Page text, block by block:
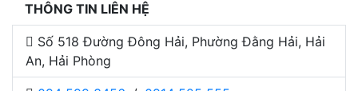
THÔNG TIN LIÊN HỆ
Số 518 Đường Đông Hải, Phường Đằng Hải, Hải
An, Hải Phòng